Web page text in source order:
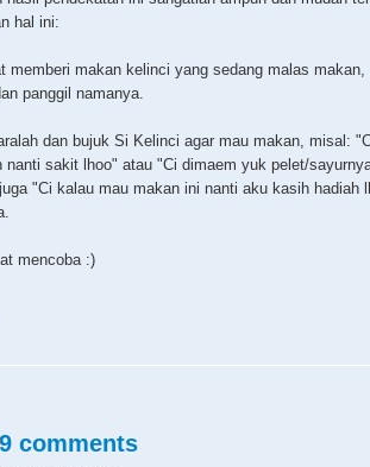
hal ini:
memberi makan kelinci yang sedang malas
panggil namanya.
dan bujuk Si Kelinci agar mau makan, misal:
nanti sakit lhoo" atau "Ci dimaem yuk pelet/
"Ci kalau mau makan ini nanti aku kasih hadiah
mencoba :)
comments